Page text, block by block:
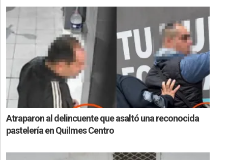
Atraparon al delincuente que asaltó una reconocida
pastelería en Quilmes Centro